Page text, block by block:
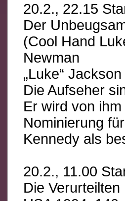
20.2., 22.15
Der
(Cool Hand
Newman
„Luke“
Die Aufseher
Er wird von
Nominierung
Kennedy als
20.2., 11.00
Die Verurteilten